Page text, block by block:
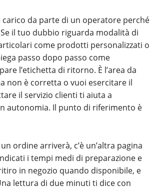
da parte di un operatore perché
il tuo dubbio riguarda modalità di
come prodotti personalizzati o
passo dopo passo come
l’etichetta di ritorno. È l’area da
non è corretta o vuoi esercitare il
il servizio clienti ti aiuta a
autonomia. Il punto di riferimento è
ordine arriverà, c’è un’altra pagina
i tempi medi di preparazione e
in negozio quando disponibile, e
lettura di due minuti ti dice con